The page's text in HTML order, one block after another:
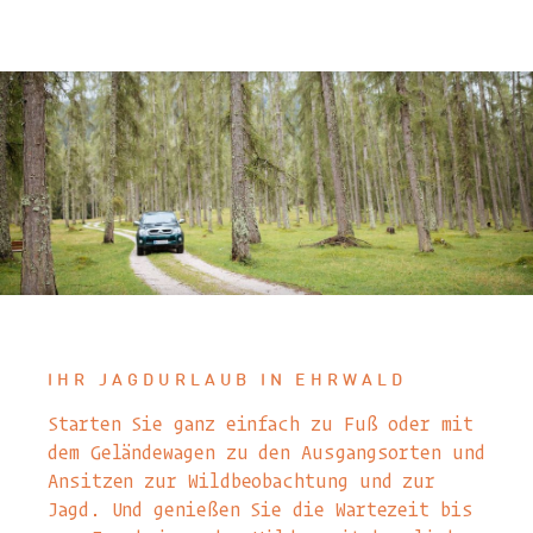
IHR JAGDURLAUB IN EHRWALD
Starten Sie ganz einfach zu Fuß oder mit
dem Geländewagen zu den Ausgangsorten und
Ansitzen zur Wildbeobachtung und zur
Jagd. Und genießen Sie die Wartezeit bis